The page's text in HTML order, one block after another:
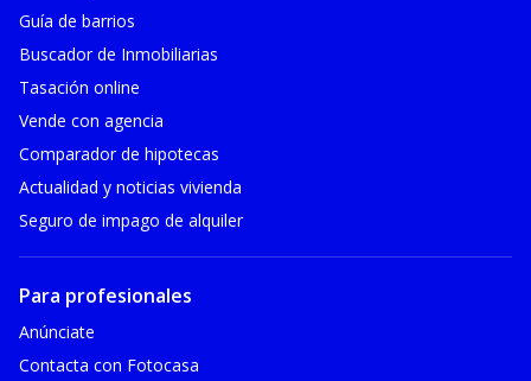
Guía de barrios
Buscador de Inmobiliarias
Tasación online
Vende con agencia
Comparador de hipotecas
Actualidad y noticias vivienda
Seguro de impago de alquiler
Para profesionales
Anúnciate
Contacta con Fotocasa